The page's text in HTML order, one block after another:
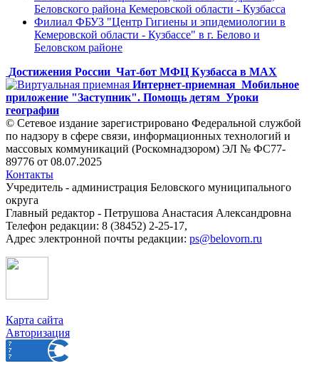
Беловского района Кемеровской области - Кузбасса
Филиал ФБУЗ "Центр Гигиены и эпидемиологии в
Кемеровской области - Кузбассе" в г. Белово и
Беловском районе
Достижения России Чат-бот МФЦ Кузбасса в MAX
Интернет-приемная Мобильное
приложение "Заступник". Помощь детям Уроки
географии
© Сетевое издание зарегистрировано Федеральной службой
по надзору в сфере связи, информационных технологий и
массовых коммуникаций (Роскомнадзором) ЭЛ № ФС77-
89776 от 08.07.2025
Контакты
Учредитель - администрация Беловского муниципального
округа
Главный редактор - Петрушова Анастасия Александровна
Телефон редакции: 8 (38452) 2-25-17,
Адрес электронной почты редакции: ps@belovorn.ru
Карта сайта
Авторизация